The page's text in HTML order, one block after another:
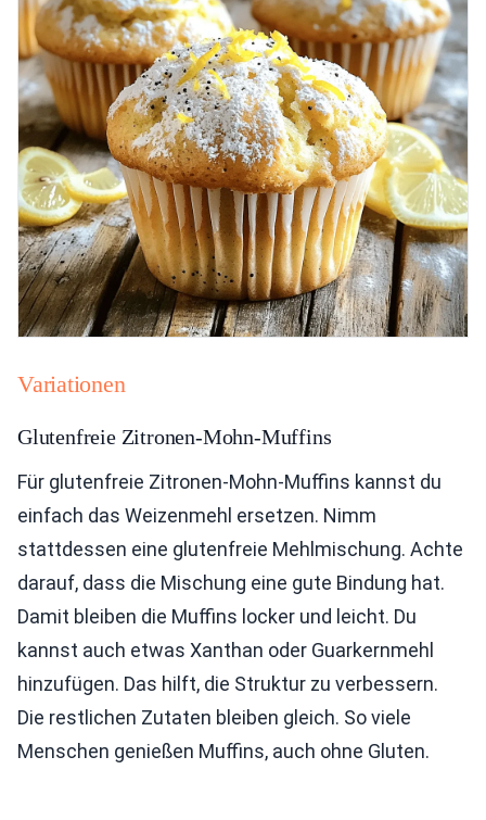
Variationen
Glutenfreie Zitronen-Mohn-Muffins
Für glutenfreie Zitronen-Mohn-Muffins kannst du
einfach das Weizenmehl ersetzen. Nimm
stattdessen eine glutenfreie Mehlmischung. Achte
darauf, dass die Mischung eine gute Bindung hat.
Damit bleiben die Muffins locker und leicht. Du
kannst auch etwas Xanthan oder Guarkernmehl
hinzufügen. Das hilft, die Struktur zu verbessern.
Die restlichen Zutaten bleiben gleich. So viele
Menschen genießen Muffins, auch ohne Gluten.